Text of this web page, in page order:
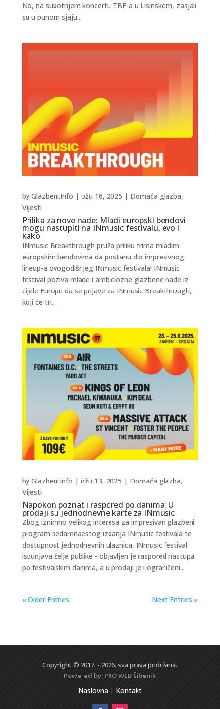
No, na subotnjem koncertu TBF-a u Lisinskom, zasjali
su u punom sjaju....
Prilika za nove nade: Mladi europski bendovi
mogu nastupiti na INmusic festivalu, evo i
kako
by Glazbeni.Info | ožu 16, 2025 | Domaća glazba,
Vijesti
INmusic Breakthrough pruža priliku trima mladim
europskim bendovima da postanu dio impresivnog
lineup-a ovogodišnjeg INmusic festivala! INmusic
festival poziva mlade i ambiciozne glazbene nade iz
cijele Europe da se prijave za INmusic Breakthrough,
koji će tri...
Napokon poznat i raspored po danima: U
prodaji su jednodnevne karte za INmusic
by Glazbeni.info | ožu 13, 2025 | Domaća glazba,
Vijesti
Zbog iznimno velikog interesa za impresivan glazbeni
program sedamnaestog izdanja INmusic festivala te
dostupnost jednodnevnih ulaznica, INmusic festival
ispunjava želje publike - objavljen je raspored nastupa
po festivalskim danima, a u prodaji je i ograničeni...
« Older Entries Next Entries »
Copyright © 2017. - 2026. sva prava pridržana.
Powered by: PRO WEBŠibenik
Naslovna| Kontakt